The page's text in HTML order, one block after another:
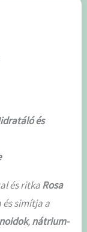
és
és ritkaRosa
simítja a
,nátrium-